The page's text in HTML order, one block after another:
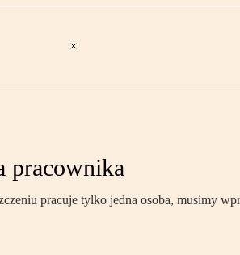
pracownika
pracuje tylko jedna osoba, musimy